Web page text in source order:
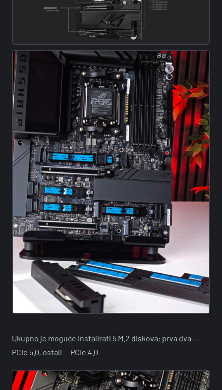
Ukupno je moguće instalirati 5 M.2 diskova: prva dva —
PCIe 5.0, ostali — PCIe 4.0